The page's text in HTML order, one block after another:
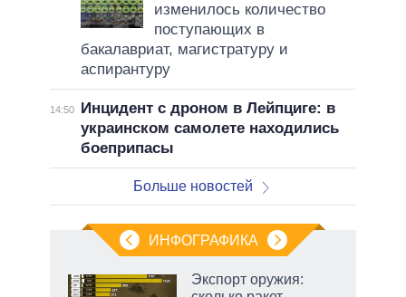
изменилось количество
поступающих в
бакалавриат, магистратуру и
аспирантуру
14:50
Инцидент с дроном в Лейпциге: в
украинском самолете находились
боеприпасы
Больше новостей
ИНФОГРАФИКА
Экспорт оружия: